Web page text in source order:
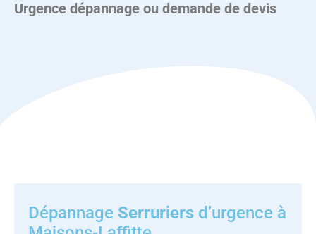
Urgence dépannage ou demande de devis
Dépannage Serruriers d’urgence à